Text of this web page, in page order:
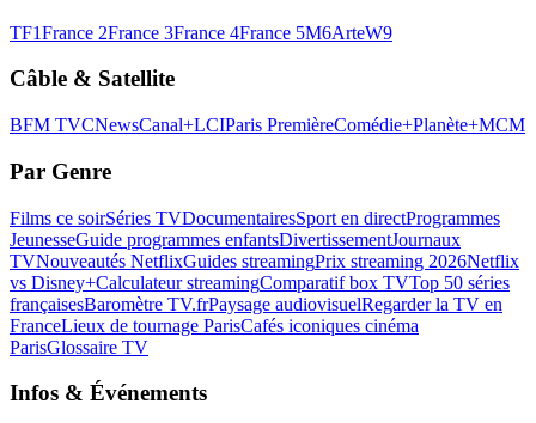
TF1France 2France 3France 4France 5M6ArteW9
Câble & Satellite
BFM TVCNewsCanal+LCIParis PremièreComédie+Planète+MCM
Par Genre
Films ce soirSéries TVDocumentairesSport en directProgrammes
JeunesseGuide programmes enfantsDivertissementJournaux
TVNouveautés NetflixGuides streamingPrix streaming 2026Netflix
vs Disney+Calculateur streamingComparatif box TVTop 50 séries
françaisesBaromètre TV.frPaysage audiovisuelRegarder la TV en
FranceLieux de tournage ParisCafés iconiques cinéma
ParisGlossaire TV
Infos & Événements